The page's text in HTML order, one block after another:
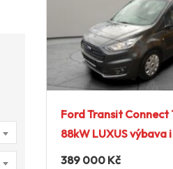
Ford Transit Connect
88kW LUXUS výbava
389 000 Kč